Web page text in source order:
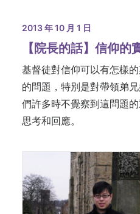
2013 年 10 月 1 日
【院長的話】信仰的
基督徒對信仰可以有怎樣
的問題，特別是對帶領弟
們許多時不覺察到這問題
思考和回應。